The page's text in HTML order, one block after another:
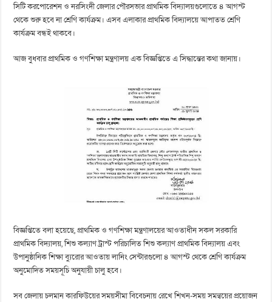
সিটি করপোরেশন ও নরসিংদী জেলার পৌরসভার প্রাথমিক বিদ্যালয়গুলোতে ৪ আগস্ট
থেকে শুরু হবে না শ্রেণি কার্যক্রম। এসব এলাকার প্রাথমিক বিদ্যালয়ে আপাতত শ্রেণি
কার্যক্রম বন্ধই থাকবে।
আজ বুধবার প্রাথমিক ও গণশিক্ষা মন্ত্রণালয় এক বিজ্ঞপ্তিতে এ সিদ্ধান্তের কথা জানায়।
বিজ্ঞপ্তিতে বলা হয়েছে, প্রাথমিক ও গণশিক্ষা মন্ত্রণালয়ের আওতাধীন সকল সরকারি
প্রাথমিক বিদ্যালয়, শিশু কল্যাণ ট্রাস্ট পরিচালিত শিশু কল্যাণ প্রাথমিক বিদ্যালয় এবং
উপানুষ্ঠানিক শিক্ষা ব্যুরোর আওতায় লানিং সেন্টারগুলো ৪ আগস্ট থেকে শ্রেণি কার্যক্রম
অনুমোদিত সময়সূচি অনুযায়ী চালু হবে।
সব জেলায় চলমান কারফিউয়ের সময়সীমা বিবেচনায় রেখে শিখন-সময় সমন্বয়ের প্রয়োজন